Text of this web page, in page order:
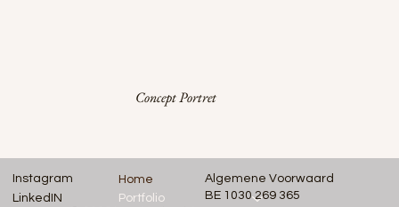
Concept Portret
Instagram
LinkedIN
Home
Portfolio
Algemene Voorwaard
BE 1030 269 365